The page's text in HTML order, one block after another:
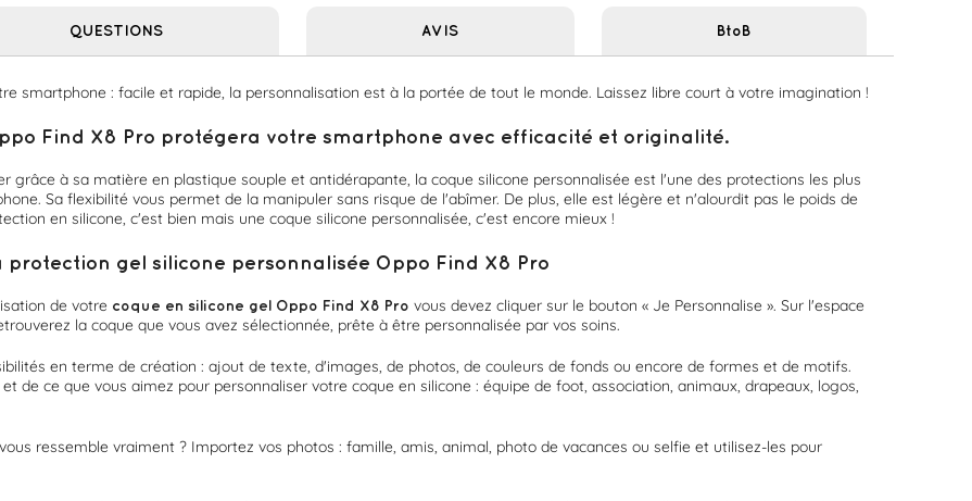
QUESTIONS AVIS BtoB
smartphone : facile et rapide, la personnalisation est à la portée de tout le monde. Laissez libre court à votre imagination !
Find X8 Pro protégera votre smartphone avec efficacité et originalité.
grâce à sa matière en plastique souple et antidérapante, la coque silicone personnalisée est l'une des protections les plus
Sa flexibilité vous permet de la manipuler sans risque de l'abîmer. De plus, elle est légère et n'alourdit pas le poids de
en silicone, c'est bien mais une coque silicone personnalisée, c'est encore mieux !
gel silicone personnalisée Oppo Find X8 Pro
de votre coque en silicone gel Oppo Find X8 Pro vous devez cliquer sur le bouton « Je Personnalise ». Sur l'espace
la coque que vous avez sélectionnée, prête à être personnalisée par vos soins.
en terme de création : ajout de texte, d'images, de photos, de couleurs de fonds ou encore de formes et de motifs.
de ce que vous aimez pour personnaliser votre coque en silicone : équipe de foot, association, animaux, drapeaux, logos,
ressemble vraiment ? Importez vos photos : famille, amis, animal, photo de vacances ou selfie et utilisez-les pour